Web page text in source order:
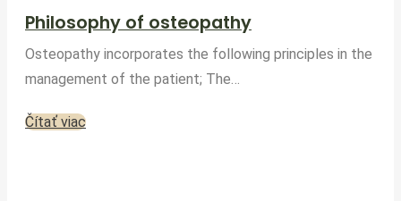
Philosophy of osteopathy
Osteopathy incorporates the following principles in the
management of the patient; The…
Čítať viac